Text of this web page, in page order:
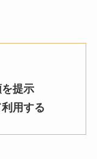
提示
用する